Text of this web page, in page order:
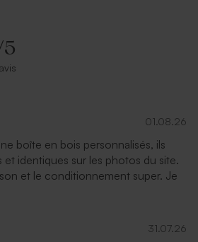
Enveloppe naissance crème
autocollante
5
01.08.26
boîte en bois personnalisés, ils
et identiques sur les photos du site.
et le conditionnement super. Je
31.07.26